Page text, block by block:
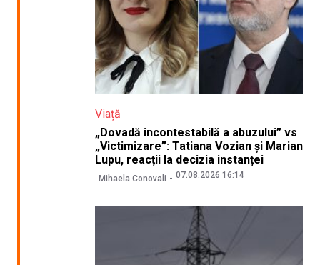
Viață
„Dovadă incontestabilă a abuzului” vs
„Victimizare”: Tatiana Vozian și Marian
Lupu, reacții la decizia instanței
Mihaela Conovali 07.08.2026 16:14